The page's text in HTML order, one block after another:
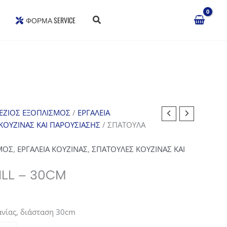
ΦΌΡΜΑ SERVICE
ΕΞΟΠΛΙΣΜΟΣ/ ΕΡΓΑΛΕΙΑ
ΚΑΙ ΠΑΡΟΥΣΙΑΣΗΣ/ ΣΠΑΤΟΥΛΑ
, ΕΡΓΑΛΕΙΑ ΚΟΥΖΙΝΑΣ, ΣΠΑΤΟΥΛΕΣ ΚΟΥΖΙΝΑΣ ΚΑΙ
– 30CM
διάσταση 30cm